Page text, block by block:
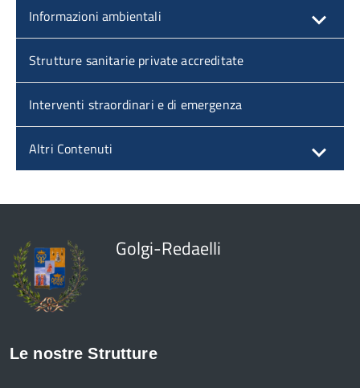
Informazioni ambientali
Strutture sanitarie private accreditate
Interventi straordinari e di emergenza
Altri Contenuti
Golgi-Redaelli
Le nostre Strutture